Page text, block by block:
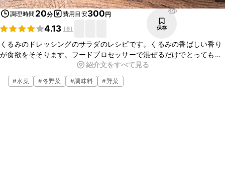
調理時間 20分 費用目安300円
4.13 (6)
291
保存
くるみのドレッシングのサラダのレシピです。くるみの香ばしい香り
が食欲をそそります。フードプロセッサーで混ぜるだけでとっても簡
単につくれますよ。くるみがたっぷりと入っていていつもとは一味違
うサラダです。是非一度作って見てくださいね。
紹介文をすべて見る
#水菜 #冬野菜 #調味料 #野菜